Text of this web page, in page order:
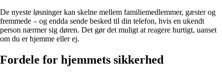
De nyeste løsninger kan skelne mellem familiemedlemmer, gæster og
fremmede – og endda sende besked til din telefon, hvis en ukendt
person nærmer sig døren. Det gør det muligt at reagere hurtigt, uanset
om du er hjemme eller ej.
Fordele for hjemmets sikkerhed